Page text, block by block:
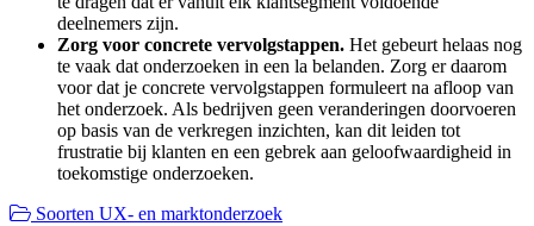
deelnemers zijn.
Zorg voor concrete vervolgstappen. Het gebeurt helaas nog
te vaak dat onderzoeken in een la belanden. Zorg er daarom
voor dat je concrete vervolgstappen formuleert na afloop van
het onderzoek. Als bedrijven geen veranderingen doorvoeren
op basis van de verkregen inzichten, kan dit leiden tot
frustratie bij klanten en een gebrek aan geloofwaardigheid in
toekomstige onderzoeken.
Soorten UX- en marktonderzoek